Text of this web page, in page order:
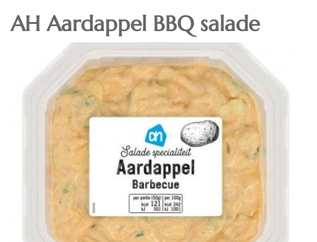
AH Aardappel BBQ salade